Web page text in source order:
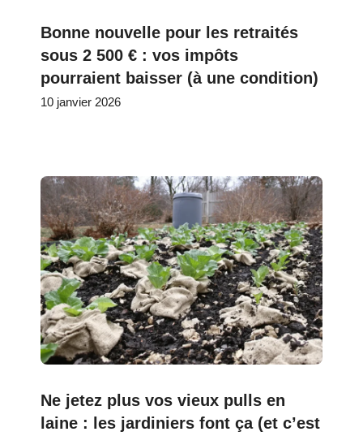
Bonne nouvelle pour les retraités
sous 2 500 € : vos impôts
pourraient baisser (à une condition)
10 janvier 2026
Ne jetez plus vos vieux pulls en
laine : les jardiniers font ça (et c’est